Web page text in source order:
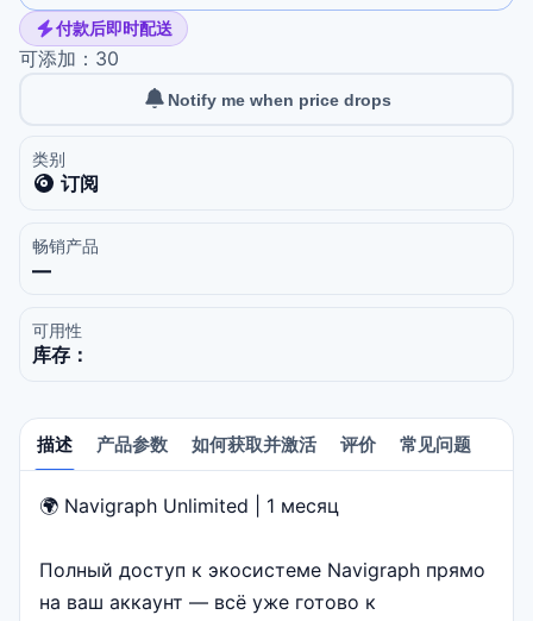
付款后即时配送
可添加：30
Notify me when price drops
类别
订阅
畅销产品
—
可用性
库存：
描述 产品参数 如何获取并激活 评价 常见问题
描述
🌍 Navigraph Unlimited | 1 месяц
Полный доступ к экосистеме Navigraph прямо
на ваш аккаунт — всё уже готово к